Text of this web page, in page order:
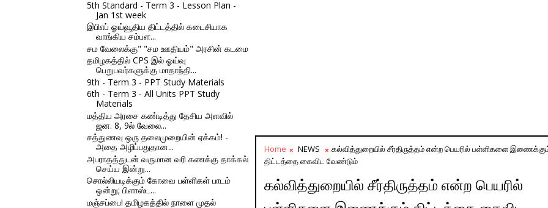
5th Standard - Term 3 - Lesson Plan -
Jan 1st week
இபிஎப் ஓய்வூதிய திட்டத்தில் கடைசியாக
வாங்கிய சம்பள...
சம வேலைக்கு" "சம ஊதியம்" அரசின் கடமை
தமிழகத்தில் CPS இல் ஓய்வு
பெறுபவர்களுக்கு மாதாந்தி...
9th - Term 3 - PPT Study Materials
6th - Term 3 - All Units PPT Study
Materials
மத்திய அரசை கண்டித்து தேசிய அளவில்
ஜன. 8, 9ல் வேலை...
சத்துணவு ஒரு தலைமுறையின் ஏக்கம்! -
அதை அழிப்பதுதான...
அபராதத்துடன் வருமான வரி கணக்கு தாக்கல்
செய்ய இன்று...
சொல்லியடிக்கும் கோவை பள்ளிகள் பாடம்
ஒன்று; பிளாஸ்ட...
மஞ்சப்பை! தமிழகத்தில் நாளை முதல்
Home NEWS
கல்வித்துறையில் சீர்திருத்தம் என்ற பெயரில் பள்ளிகளை
திட்டத்தை கைவிட வேண்டும்
கல்வித்துறையில் சீர்திருத்தம் என்ற பெயரில்